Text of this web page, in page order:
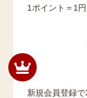
1ポイント＝1円
新規会員登録